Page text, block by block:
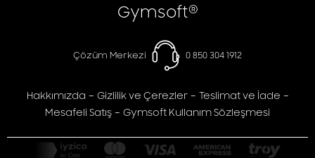
Gymsoft®
Çözüm Merkezi 0 850 304 1912
Hakkımızda - Gizlilik ve Çerezler- Teslimat ve İade -
Mesafeli Satış - Gymsoft Kullanım Sözleşmesi